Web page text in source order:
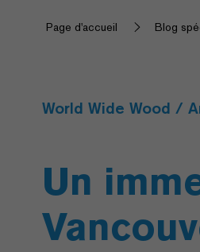
Page d'accueil Blog
World Wide Wood /
Un